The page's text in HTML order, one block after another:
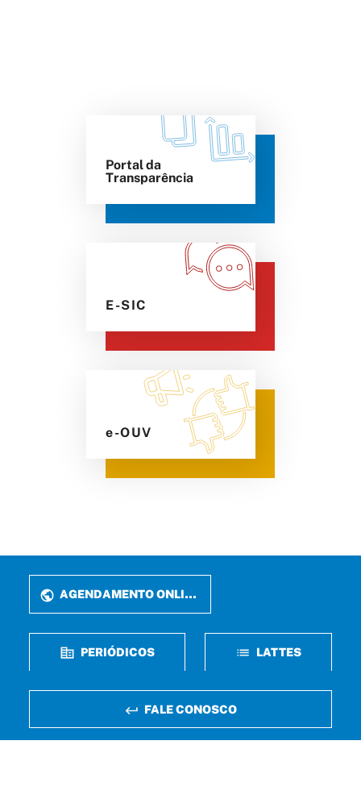
Portal da
Transparência
E-SIC
e-OUV
AGENDAMENTO ONLINE
PERIÓDICOS LATTES
FALE CONOSCO